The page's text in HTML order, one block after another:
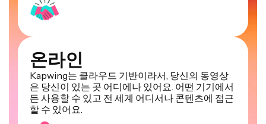
온라인
Kapwing는 클라우드 기반이라서, 당신의 동영상
은 당신이 있는 곳 어디에나 있어요. 어떤 기기에서
든 사용할 수 있고 전 세계 어디서나 콘텐츠에 접근
할 수 있어요.